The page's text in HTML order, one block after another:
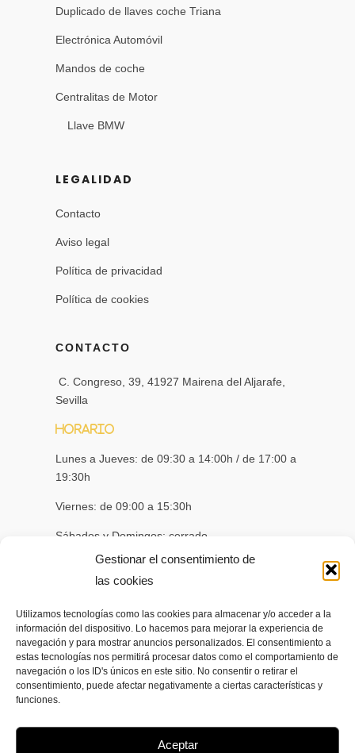
Gestionar el consentimiento de
las cookies
Utilizamos tecnologías como las cookies para almacenar y/o acceder a la
información del dispositivo. Lo hacemos para mejorar la experiencia de
navegación y para mostrar anuncios personalizados. El consentimiento a
estas tecnologías nos permitirá procesar datos como el comportamiento de
navegación o los ID's únicos en este sitio. No consentir o retirar el
consentimiento, puede afectar negativamente a ciertas características y
funciones.
Aceptar
Duplicado de llaves coche Triana
Electrónica Automóvil
Mandos de coche
Centralitas de Motor
Llave BMW
LEGALIDAD
Contacto
Aviso legal
Política de privacidad
Política de cookies
CONTACTO
C. Congreso, 39, 41927 Mairena del Aljarafe,
Sevilla
Horario
Lunes a Jueves: de 09:30 a 14:00h / de 17:00 a
19:30h
Viernes: de 09:00 a 15:30h
Sábados y Domingos: cerrado
info@clonekey.es
618 08 76 08
Podría ser de tu interés…